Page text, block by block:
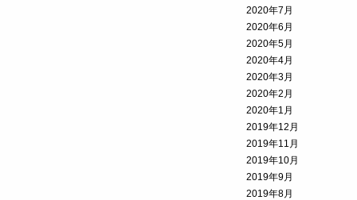
2020年7月
2020年6月
2020年5月
2020年4月
2020年3月
2020年2月
2020年1月
2019年12月
2019年11月
2019年10月
2019年9月
2019年8月